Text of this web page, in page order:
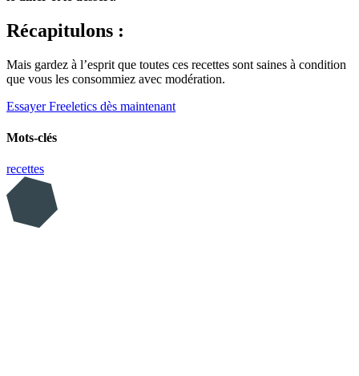
Récapitulons :
Mais gardez à l’esprit que toutes ces recettes sont saines à condition
que vous les consommiez avec modération.
Essayer Freeletics dès maintenant
Mots-clés
recettes